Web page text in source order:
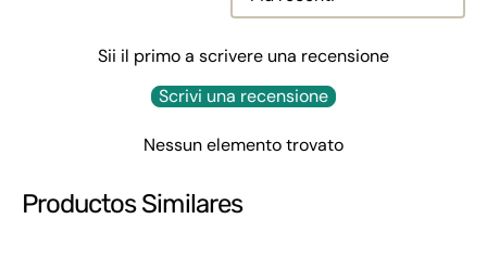
Sii il primo a scrivere una recensione
Scrivi una recensione
Nessun elemento trovato
Productos Similares